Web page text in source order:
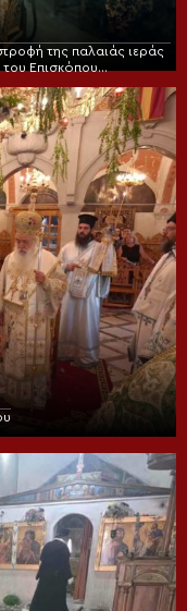
της παλαιάς ιεράς
Επισκόπου